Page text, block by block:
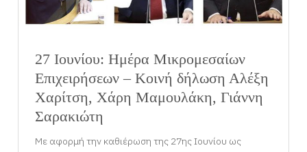
27 Ιουνίου: Ημέρα Μικρομεσαίων
Επιχειρήσεων – Κοινή δήλωση Αλέξη
Χαρίτση, Χάρη Μαμουλάκη, Γιάννη
Σαρακιώτη
Με αφορμή την καθιέρωση της 27ης Ιουνίου ως